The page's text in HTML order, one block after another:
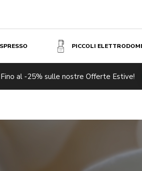
PICCOLI
Fino al -25% sulle nostre Offerte Estive!